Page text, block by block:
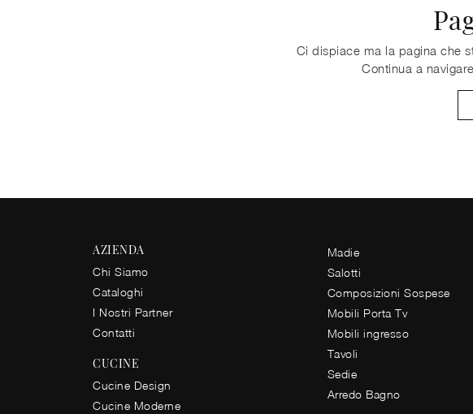
Ci dispiace ma la pagina che
Continua a
AZIENDA
Chi Siamo
Cataloghi
I Nostri Partner
Contatti
CUCINE
Cucine Design
Cucine Moderne
Madie
Salotti
Composizioni Sospese
Mobili Porta Tv
Mobili ingresso
Tavoli
Sedie
Arredo Bagno